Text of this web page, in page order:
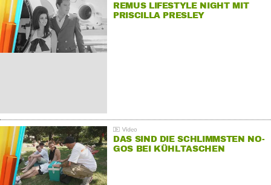
REMUS LIFESTYLE NIGHT MIT
PRISCILLA PRESLEY
DAS SIND DIE SCHLIMMSTEN NO-
GOS BEI KÜHLTASCHEN